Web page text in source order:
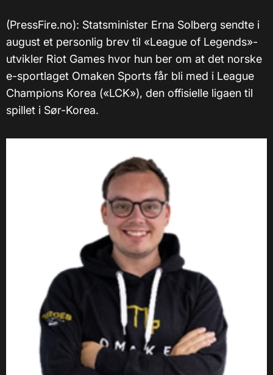
(PressFire.no): Statsminister Erna Solberg sendte i
august et personlig brev til «League of Legends»-
utvikler Riot Games hvor hun ber om at det norske
e-sportlaget Omaken Sports får bli med i League
Champions Korea («LCK»), den offisielle ligaen til
spillet i Sør-Korea.